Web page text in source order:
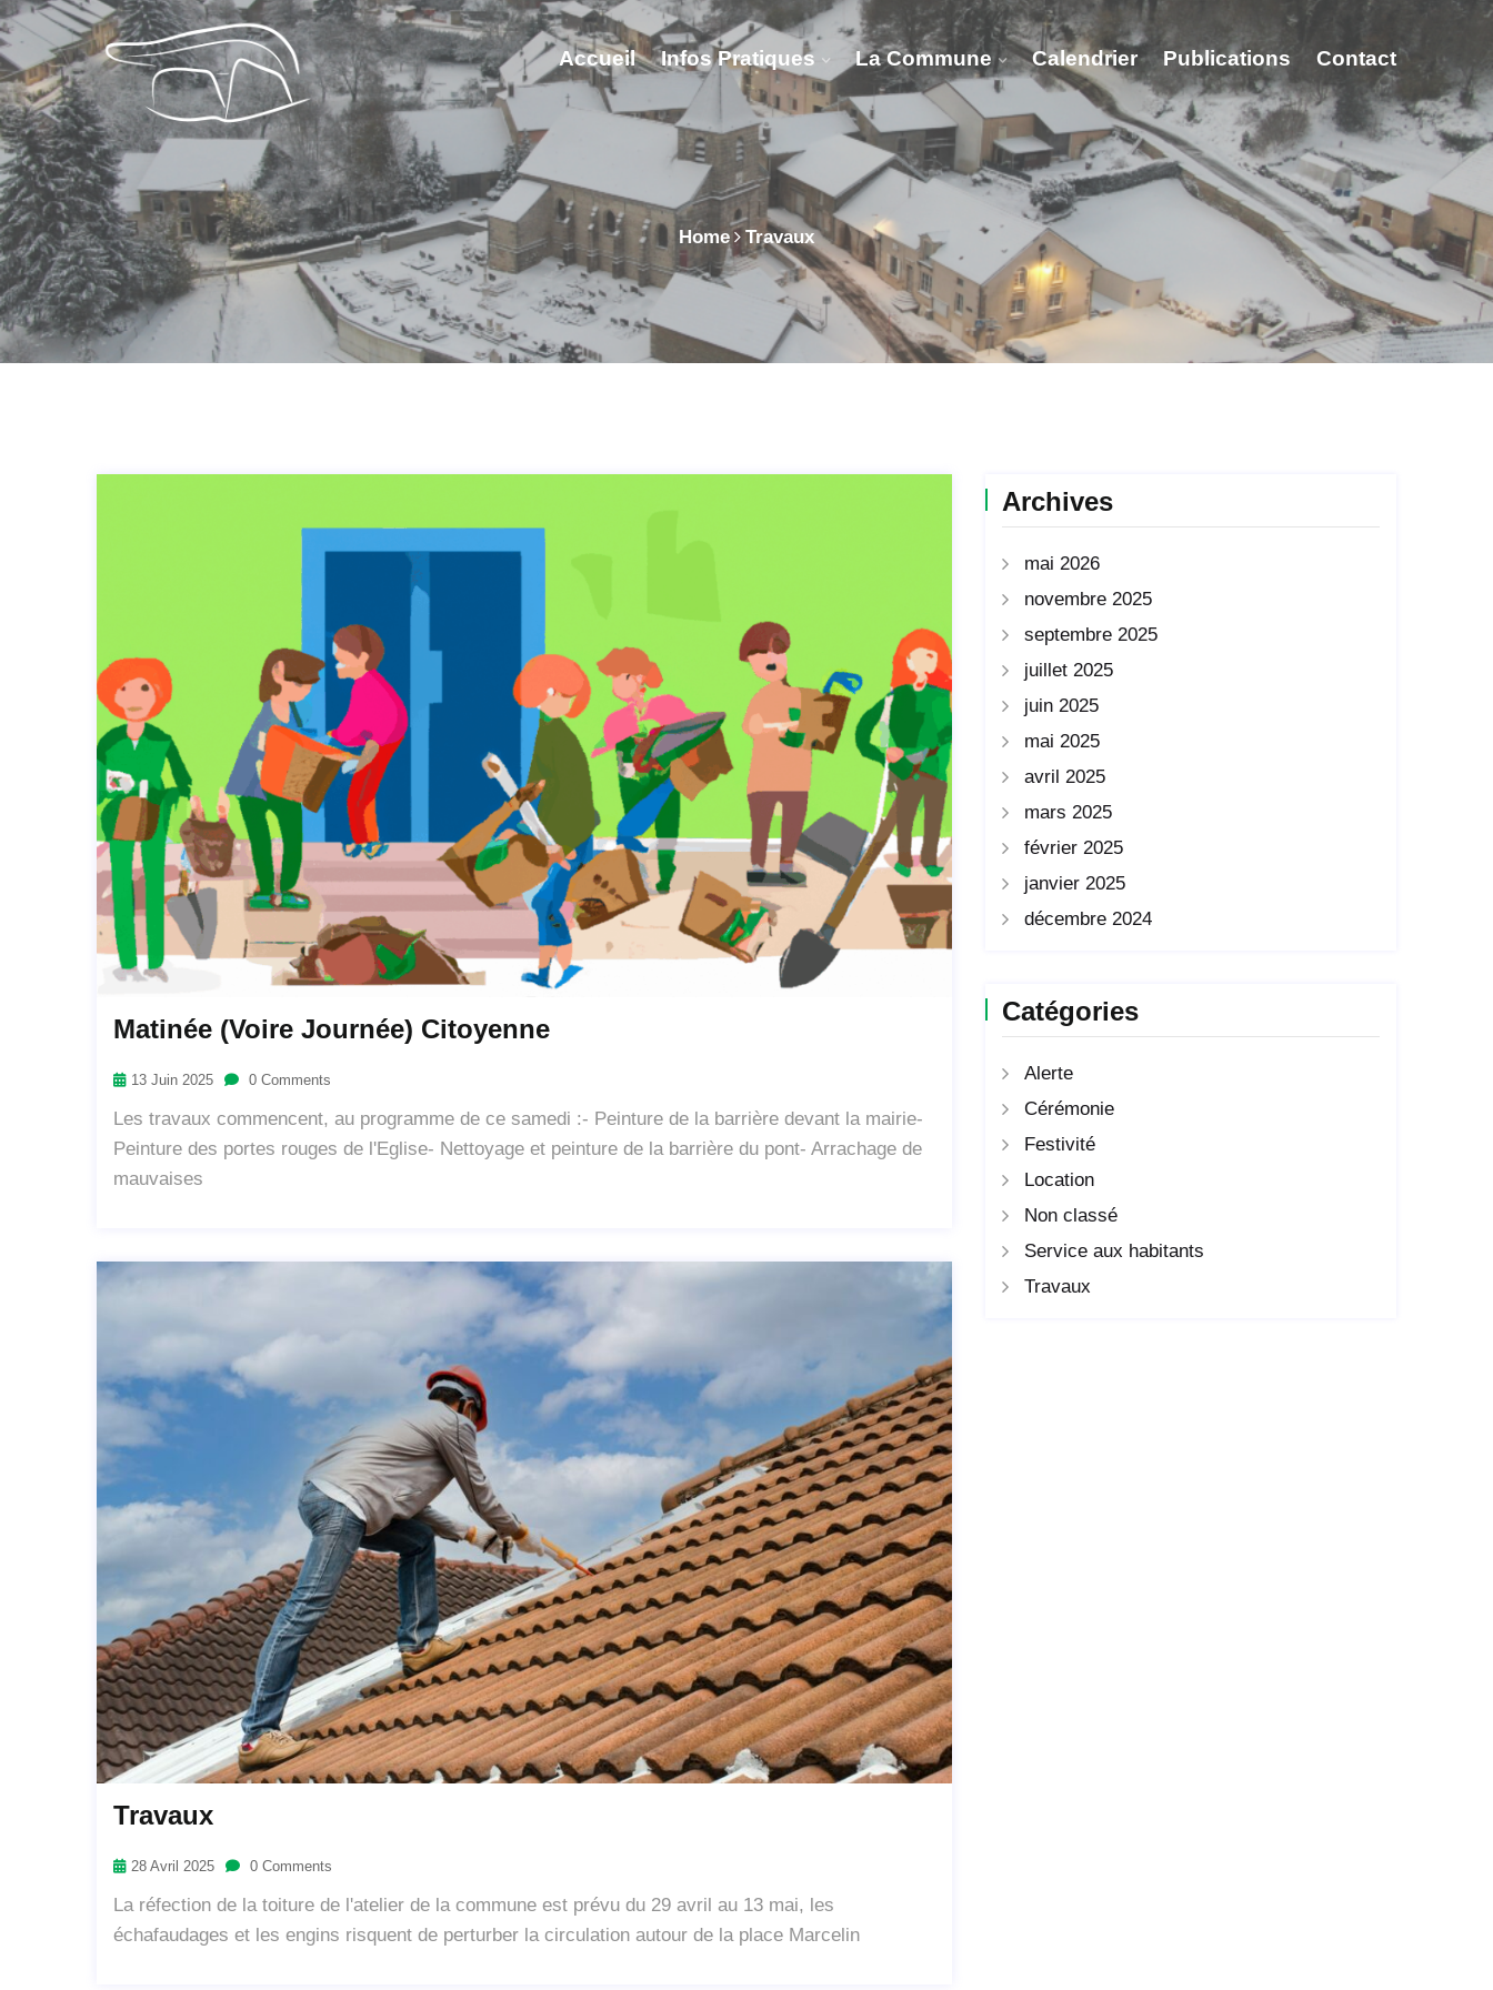
Accueil Infos Pratiques La Commune Calendrier Publications Contact
Home Travaux
Matinée (voire Journée) Citoyenne
13 Juin 2025 0 Comments
Les travaux commencent, au programme de ce samedi :- Peinture de la barrière devant la mairie-
Peinture des portes rouges de l'Eglise- Nettoyage et peinture de la barrière du pont- Arrachage de
mauvaises
Travaux
28 Avril 2025 0 Comments
La réfection de la toiture de l'atelier de la commune est prévu du 29 avril au 13 mai, les
échafaudages et les engins risquent de perturber la circulation autour de la place Marcelin
Archives
mai 2026
novembre 2025
septembre 2025
juillet 2025
juin 2025
mai 2025
avril 2025
mars 2025
février 2025
janvier 2025
décembre 2024
Catégories
Alerte
Cérémonie
Festivité
Location
Non classé
Service aux habitants
Travaux